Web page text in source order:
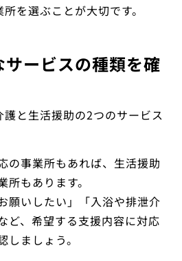
を選ぶことが大切です。
ービスの種類を確
と生活援助の2つのサービス
の事業所もあれば、生活援助
所もあります。
願いしたい」「入浴や排泄介
ど、希望する支援内容に対応
しましょう。